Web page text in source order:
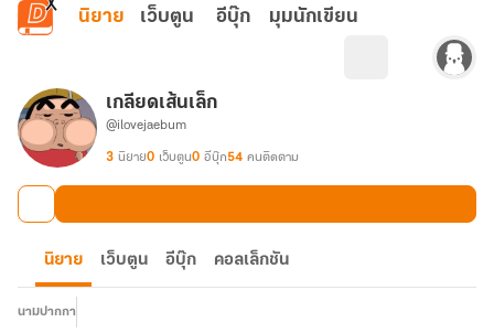
ข้ามไปยังเนื้อหาหลัก
นิยาย เว็บตูน อีบุ๊ก มุมนักเขียน
เกลียดเส้นเล็ก
@ilovejaebum
3 นิยาย0 เว็บตูน0 อีบุ๊ก54 คนติดตาม
นิยาย เว็บตูน อีบุ๊ก คอลเล็กชัน
นามปากกา